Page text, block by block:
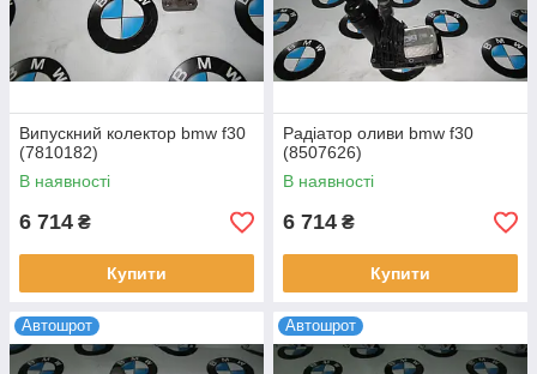
Випускний колектор bmw f30
(7810182)
В наявності
6 714 ₴
Купити
Радіатор оливи bmw f30
(8507626)
В наявності
6 714 ₴
Купити
Автошрот Автошрот